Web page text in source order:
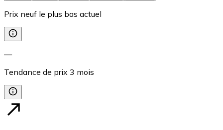
Prix neuf le plus bas actuel
—
Tendance de prix 3 mois